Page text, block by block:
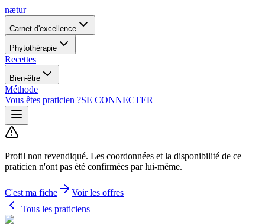
nætur
Carnet d'excellence
Phytothérapie
Recettes
Bien-être
Méthode
Vous êtes praticien ?SE CONNECTER
Profil non revendiqué. Les coordonnées et la disponibilité de ce
praticien n'ont pas été confirmées par lui-même.
C'est ma fiche
Voir les offres
Tous les praticiens